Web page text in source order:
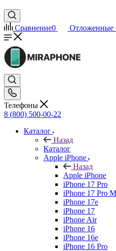
Сравнение0 Отложенные
Телефоны
8 (800) 500-00-22
Каталог
Назад
Каталог
Apple iPhone
Назад
Apple iPhone
iPhone 17 Pro
iPhone 17 Pro
iPhone 17e
iPhone 17
iPhone Air
iPhone 16
iPhone 16e
iPhone 16 Pro